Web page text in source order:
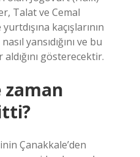
Talat ve Cemal
kaçışlarının
yansıdığını ve bu
gösterecektir.
zaman
Çanakkale’den